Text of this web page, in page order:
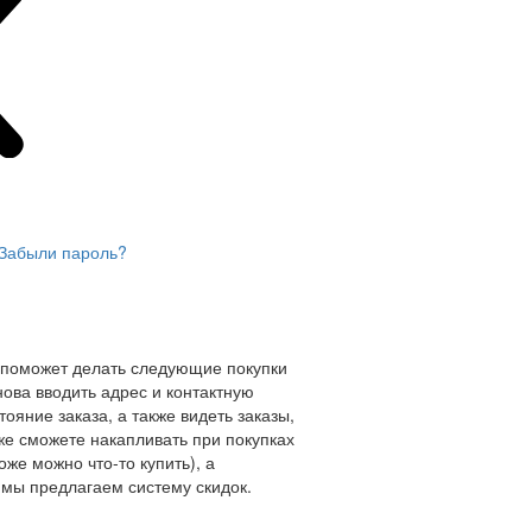
пароль?
делать следующие покупки
вводить адрес и контактную
заказа, а также видеть заказы,
сможете накапливать при покупках
можно что-то купить), а
предлагаем систему скидок.